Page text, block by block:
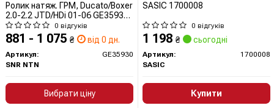
Ролик натяж. ГРМ, Ducato/Boxer
2.0-2.2 JTD/HDi 01-06 GE35930
SNR
0 відгуків
881 - 1 075 ₴ від 0 дн.
Артикул:
GE35930
SNR NTN
Вибрати ціну
SASIC 1700008
0 відгуків
1 198 ₴ сьогодні
Артикул:
1700008
SASIC
Купити